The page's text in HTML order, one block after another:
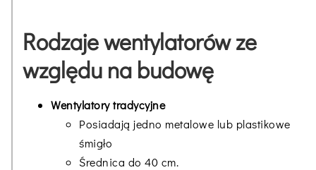
Rodzaje wentylatorów ze
względu na budowę
Wentylatory tradycyjne
Posiadają jedno metalowe lub plastikowe
śmigło
Średnica do 40 cm.